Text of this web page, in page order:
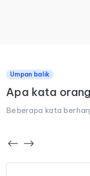
Umpan balik
Apa kata orang
Beberapa kata